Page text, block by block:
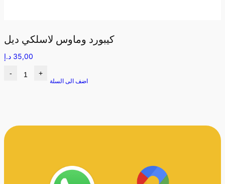
كيبورد وماوس لاسلكي ديل
35,00 د.إ
- +
اضف الى السلة